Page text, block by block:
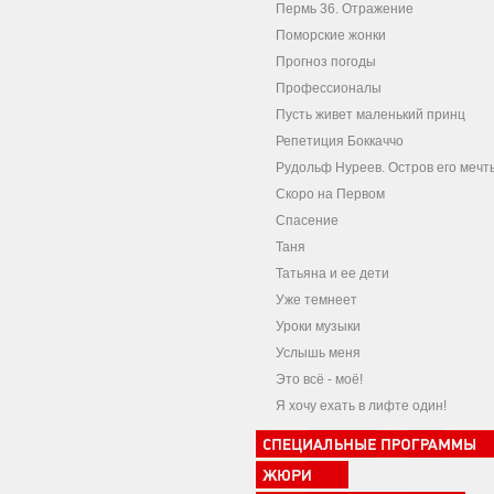
Пермь 36. Отражение
Поморские жонки
Прогноз погоды
Профессионалы
Пусть живет маленький принц
Репетиция Боккаччо
Рудольф Нуреев. Остров его
Скоро на Первом
Спасение
Таня
Татьяна и ее дети
Уже темнеет
Уроки музыки
Услышь меня
Это всё - моё!
Я хочу ехать в лифте один!